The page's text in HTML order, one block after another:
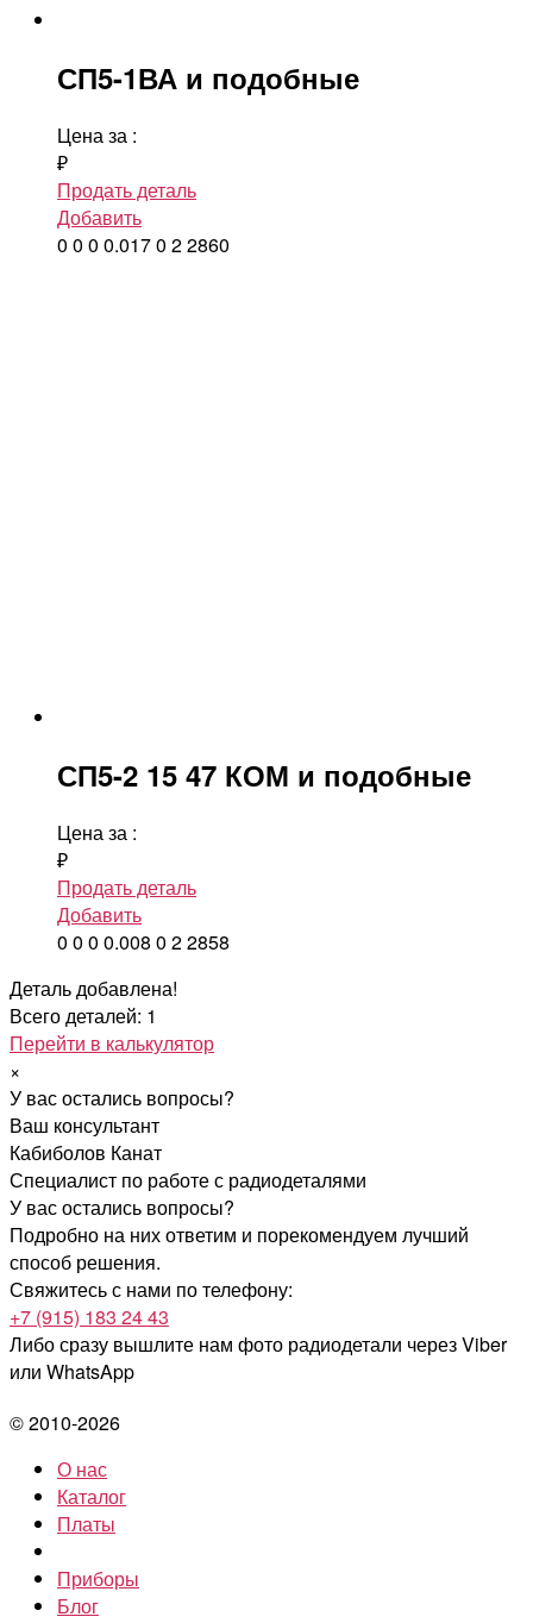
СП5-1ВА и подобные
Цена за :
₽
Продать деталь
Добавить
0 0 0 0.0170 22860
СП5-2 15 47 КОМ и подобные
Цена за :
₽
Продать деталь
Добавить
0 0 0 0.008 0 22858
Деталь добавлена!
Всего деталей: 1
Перейти в калькулятор
×
У вас остались вопросы?
Ваш консультант
Кабиболов Канат
Специалист по работе с радиодеталями
У вас остались вопросы?
Подробно на них ответим и порекомендуем лучший
способ решения.
Свяжитесь с нами по телефону:
+7 (915) 183 24 43
Либо сразу вышлите нам фото радиодетали через Viber
или WhatsApp
© 2010-2026
О нас
Каталог
Платы
Приборы
Блог